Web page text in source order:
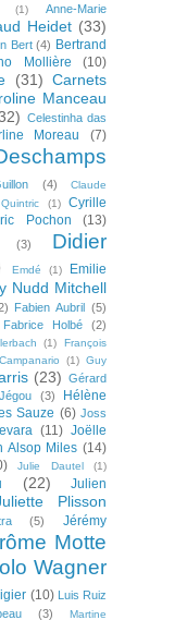
(1)
Anne-Marie
Heidet (33)
Bert (4) Bertrand
Mollière (10)
(31) Carnets
Manceau
Celestinha das
Moreau (7)
(4)
Claude
(1)
Cyrille
Pochon (13)
(3)
Didier
Emdé (1)
Emilie
Nudd Mitchell
Fabien Aubril (5)
Fabrice Holbé
(2)
(1)
François
(1) Guy
(23) Gérard
(3)
Hélène
Sauze (6) Joss
(11) Joëlle
Alsop Miles (14)
Julie Dautel (1)
(22)
Julien
Plisson
(5)
Jérémy
Motte
Wagner
(10) Luis Ruiz
(3) Martine